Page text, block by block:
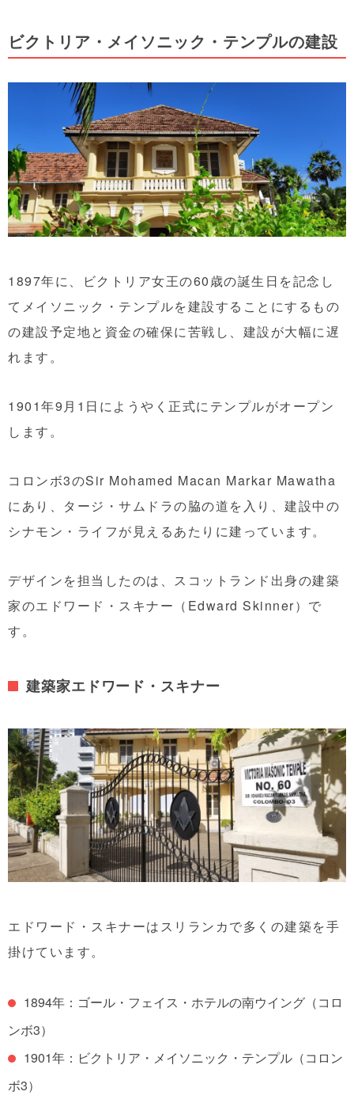
ビクトリア・メイソニック・テンプルの建設
1897年に、ビクトリア女王の60歳の誕生日を記念し
てメイソニック・テンプルを建設することにするもの
の建設予定地と資金の確保に苦戦し、建設が大幅に遅
れます。
1901年9月1日にようやく正式にテンプルがオープン
します。
コロンボ3のSir Mohamed Macan Markar Mawatha
にあり、タージ・サムドラの脇の道を入り、建設中の
シナモン・ライフが見えるあたりに建っています。
デザインを担当したのは、スコットランド出身の建築
家のエドワード・スキナー（Edward Skinner）で
す。
建築家エドワード・スキナー
エドワード・スキナーはスリランカで多くの建築を手
掛けています。
1894年：ゴール・フェイス・ホテルの南ウイング（コロ
ンボ3）
1901年：ビクトリア・メイソニック・テンプル（コロン
ボ3）